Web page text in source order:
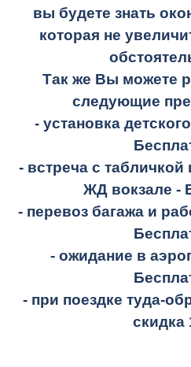
вы будете знать
которая не
Так же Вы можете
следующие
- установка
- встреча с
ЖД вокзале -
- перевоз багажа и
- ожидание в
- при поездке туда-
скидка